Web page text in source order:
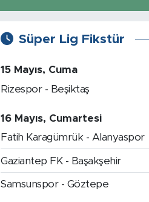
Süper Lig Fikstür
15 Mayıs, Cuma
Rizespor - Beşiktaş
16 Mayıs, Cumartesi
Fatih Karagümrük - Alanyaspor
Gaziantep FK - Başakşehir
Samsunspor - Göztepe